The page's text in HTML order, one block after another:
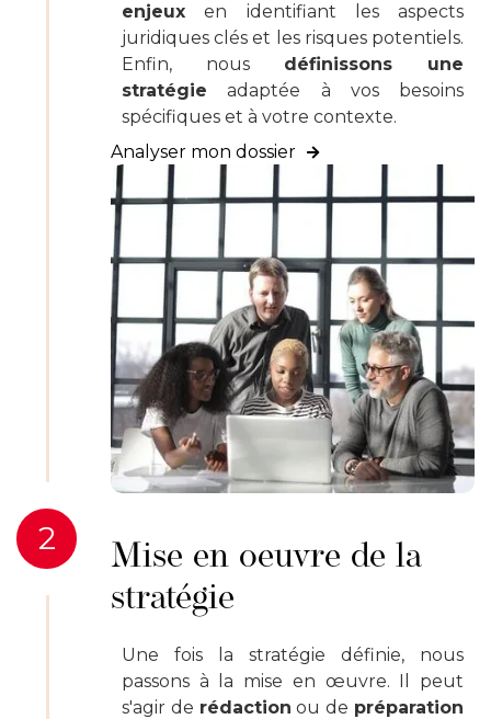
enjeux en identifiant les aspects
juridiques clés et les risques potentiels.
Enfin, nous définissons une
stratégie adaptée à vos besoins
spécifiques et à votre contexte.
Analyser mon dossier

Mise en oeuvre de la
stratégie
Une fois la stratégie définie, nous
passons à la mise en œuvre. Il peut
s'agir de rédaction ou de préparation
2